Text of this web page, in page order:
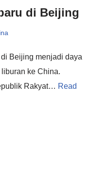
di Beijing
Beijing menjadi daya
ke China.
Rakyat… Read